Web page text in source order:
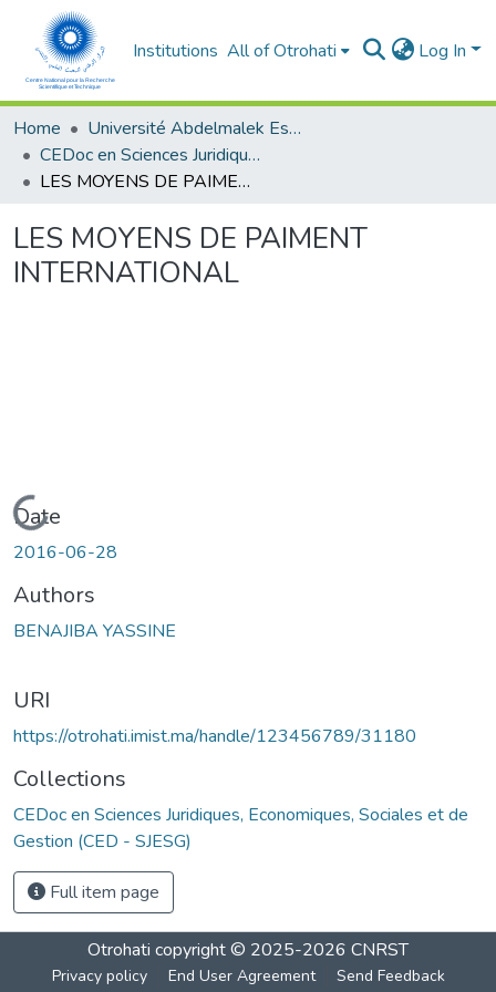
Institutions All of Otrohati Log In
Home
Université Abdelmalek Essaâdi - Tétouan
CEDoc en Sciences Juridiques, Economiques, Sociales et de Gestion (CED - SJESG)
LES MOYENS DE PAIMENT INTERNATIONAL
LES MOYENS DE PAIMENT
INTERNATIONAL
Loading...
Date
2016-06-28
Authors
BENAJIBA YASSINE
URI
https://otrohati.imist.ma/handle/123456789/31180
Collections
CEDoc en Sciences Juridiques, Economiques, Sociales et de
Gestion (CED - SJESG)
Full item page
Otrohati copyright © 2025-2026 CNRST
Privacy policy End User Agreement Send Feedback